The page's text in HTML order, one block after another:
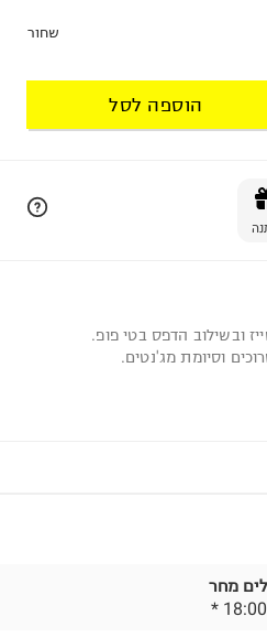
שחור
הוספה לסל
ובשילוב הדפס בטי פופ.
וסיומת מג'נטים.